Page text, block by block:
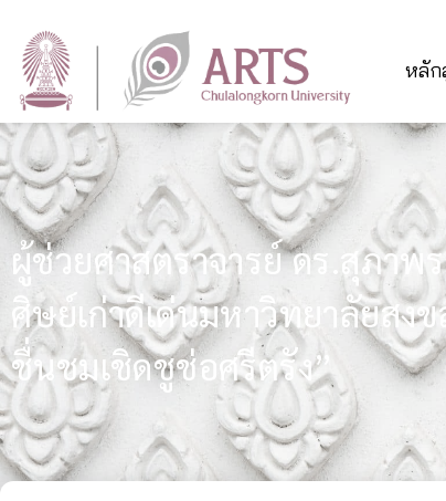
หลัก
ผู้ช่วยศาสตราจารย์ ดร.สุภาพ
ศิษย์เก่าดีเด่นมหาวิทยาลัยสง
ชื่นชมเชิดชูช่อศรีตรัง”